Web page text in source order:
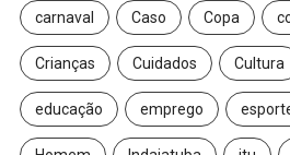
carnaval Caso Copa
Crianças Cuidados Cultura
educação emprego